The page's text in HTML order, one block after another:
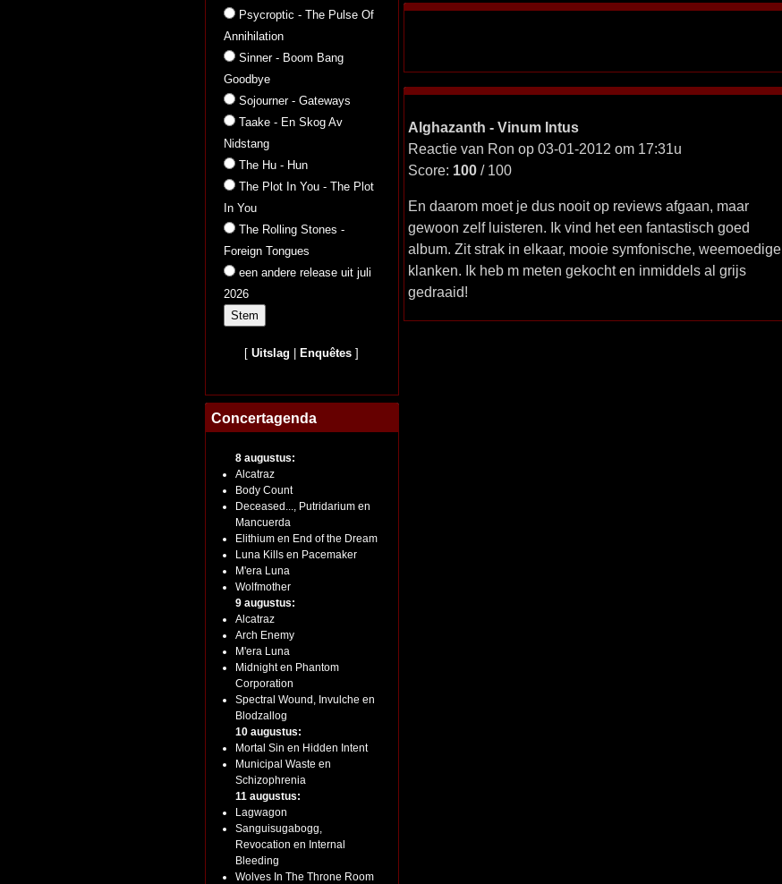
Psycroptic - The Pulse Of
Annihilation
Sinner - Boom Bang
Goodbye
Sojourner - Gateways
Taake - En Skog Av
Nidstang
The Hu - Hun
The Plot In You - The Plot
In You
The Rolling Stones -
Foreign Tongues
een andere release uit juli
2026
[Uitslag Enquêtes ]
Concertagenda
8 augustus:
Alcatraz
Body Count
Deceased..., Putridarium en
Mancuerda
Elithium en End of the Dream
Luna Kills en Pacemaker
M'era Luna
Wolfmother
9 augustus:
Alcatraz
Arch Enemy
M'era Luna
Midnight en Phantom
Corporation
Spectral Wound, Invulche en
Blodzallog
10 augustus:
Mortal Sin en Hidden Intent
Municipal Waste en
Schizophrenia
11 augustus:
Lagwagon
Sanguisugabogg,
Revocation en Internal
Bleeding
Wolves In The Throne Room
Alghazanth - Vinum Intus
Reactie van Ron op 03-01-2012 om 17:31u
Score: 100/ 100
En daarom moet je dus nooit op reviews afgaan, maar
gewoon zelf luisteren. Ik vind het een fantastisch goed
album. Zit strak in elkaar, mooie symfonische, weemoedige
klanken. Ik heb m meten gekocht en inmiddels al grijs
gedraaid!